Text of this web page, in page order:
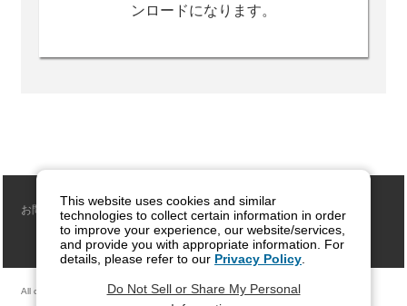
ンロードになります。
お問い合わせ プライバシーポリシー
サイトご利用について
All contents copyright (c) 2006-2017 BANDO CHEMICAL INDUSTRIES, LTD
This website uses cookies and similar
technologies to collect certain information in order
to improve your experience, our website/services,
and provide you with appropriate information. For
details, please refer to our Privacy Policy
Do Not Sell or Share My Personal